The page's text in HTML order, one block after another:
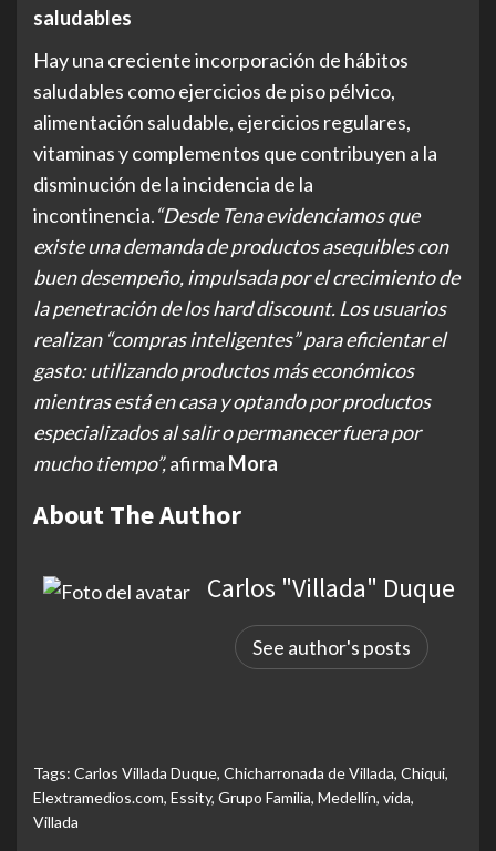
saludables
Hay una creciente incorporación de hábitos
saludables como ejercicios de piso pélvico,
alimentación saludable, ejercicios regulares,
vitaminas y complementos que contribuyen a la
disminución de la incidencia de la
incontinencia.“Desde Tena evidenciamos que
existe una demanda de productos asequibles con
buen desempeño, impulsada por el crecimiento de
la penetración de los hard discount. Los usuarios
realizan “compras inteligentes” para eficientar el
gasto: utilizando productos más económicos
mientras está en casa y optando por productos
especializados al salir o permanecer fuera por
mucho tiempo”,afirma Mora
About The Author
Carlos "Villada" Duque
See author's posts
Tags: Carlos Villada Duque, Chicharronada de Villada, Chiqui,
Elextramedios.com, Essity, Grupo Familia, Medellín, vida,
Villada